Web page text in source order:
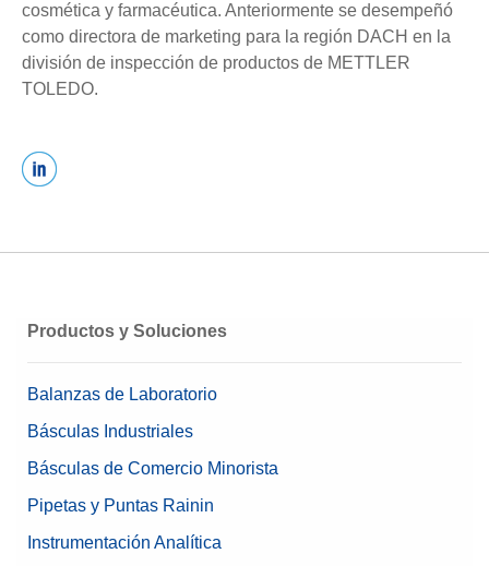
cosmética y farmacéutica. Anteriormente se desempeñó
como directora de marketing para la región DACH en la
división de inspección de productos de METTLER
TOLEDO.
Productos y Soluciones
Balanzas de Laboratorio
Básculas Industriales
Básculas de Comercio Minorista
Pipetas y Puntas Rainin
Instrumentación Analítica